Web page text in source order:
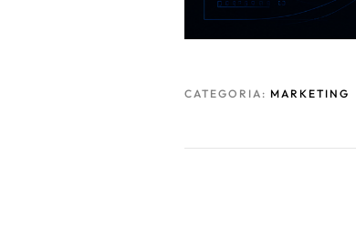
CATEGORIA: MARKETING